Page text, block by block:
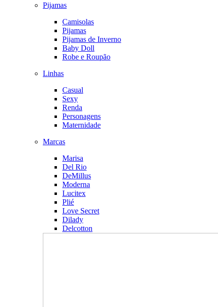
Pijamas
Camisolas
Pijamas
Pijamas de Inverno
Baby Doll
Robe e Roupão
Linhas
Casual
Sexy
Renda
Personagens
Maternidade
Marcas
Marisa
Del Rio
DeMillus
Moderna
Lucitex
Plié
Love Secret
Dilady
Delcotton